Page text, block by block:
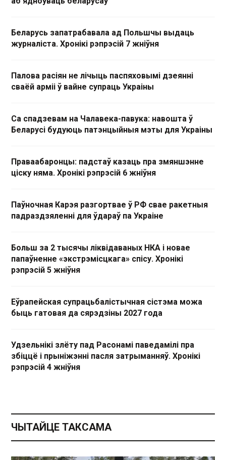
Беларусь запатрабавала ад Польшчы выдаць
журналіста. Хронікі рэпрэсій 7 жніўня
Палова расіян не лічыць паспяховымі дзеянні
сваёй арміі ў вайне супраць Украіны
Са спадзевам на Чалавека-павука: навошта ў
Беларусі будуюць патэнцыйныя мэты для Украіны
Праваабаронцы: падстаў казаць пра змяншэнне
ціску няма. Хронікі рэпрэсій 6 жніўня
Паўночная Карэя разгортвае ў РФ свае ракетныя
падраздзяленні для ўдараў па Украіне
Больш за 2 тысячы ліквідаваных НКА і новае
папаўненне «экстрэмісцкага» спісу. Хронікі
рэпрэсій 5 жніўня
Еўрапейская супрацьбалістычная сістэма можа
быць гатовая да сярэдзіны 2027 года
Удзельнікі злёту пад Расонамі паведамілі пра
збіццё і прыніжэнні пасля затрыманняў. Хронікі
рэпрэсій 4 жніўня
ЧЫТАЙЦЕ ТАКСАМА